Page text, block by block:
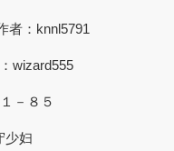
者：knnl5791
wizard555
－８５
少妇